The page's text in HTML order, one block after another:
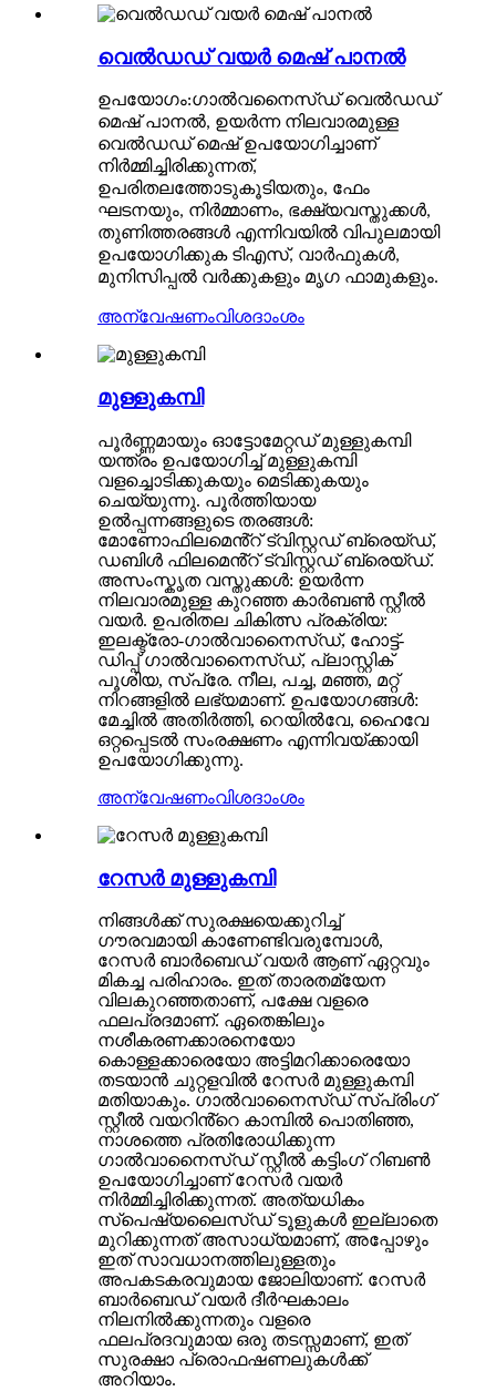
വെൽഡഡ് വയർ മെഷ് പാനൽ
ഉപയോഗം:ഗാൽവനൈസ്ഡ് വെൽഡഡ്
മെഷ് പാനൽ, ഉയർന്ന നിലവാരമുള്ള
വെൽഡഡ് മെഷ് ഉപയോഗിച്ചാണ്
നിർമ്മിച്ചിരിക്കുന്നത്,
ഉപരിതലത്തോടുകൂടിയതും, ഫേം
ഘടനയും, നിർമ്മാണം, ഭക്ഷ്യവസ്തുക്കൾ,
തുണിത്തരങ്ങൾ എന്നിവയിൽ വിപുലമായി
ഉപയോഗിക്കുക ടിഎസ്, വാർഫുകൾ,
മുനിസിപ്പൽ വർക്കുകളും മൃഗ ഫാമുകളും.
അന്വേഷണംവിശദാംശം
മുള്ളുകമ്പി
പൂർണ്ണമായും ഓട്ടോമേറ്റഡ് മുള്ളുകമ്പി
യന്ത്രം ഉപയോഗിച്ച് മുള്ളുകമ്പി
വളച്ചൊടിക്കുകയും മെടിക്കുകയും
ചെയ്യുന്നു. പൂർത്തിയായ
ഉൽപ്പന്നങ്ങളുടെ തരങ്ങൾ:
മോണോഫിലമെൻ്റ് ട്വിസ്റ്റഡ് ബ്രെയ്ഡ്,
ഡബിൾ ഫിലമെൻ്റ് ട്വിസ്റ്റഡ് ബ്രെയ്ഡ്.
അസംസ്കൃത വസ്തുക്കൾ: ഉയർന്ന
നിലവാരമുള്ള കുറഞ്ഞ കാർബൺ സ്റ്റീൽ
വയർ. ഉപരിതല ചികിത്സ പ്രക്രിയ:
ഇലക്ട്രോ-ഗാൽവാനൈസ്ഡ്, ഹോട്ട്-
ഡിപ്പ് ഗാൽവാനൈസ്ഡ്, പ്ലാസ്റ്റിക്
പൂശിയ, സ്പ്രേ. നീല, പച്ച, മഞ്ഞ, മറ്റ്
നിറങ്ങളിൽ ലഭ്യമാണ്. ഉപയോഗങ്ങൾ:
മേച്ചിൽ അതിർത്തി, റെയിൽവേ, ഹൈവേ
ഒറ്റപ്പെടൽ സംരക്ഷണം എന്നിവയ്ക്കായി
ഉപയോഗിക്കുന്നു.
അന്വേഷണംവിശദാംശം
റേസർ മുള്ളുകമ്പി
നിങ്ങൾക്ക് സുരക്ഷയെക്കുറിച്ച്
ഗൗരവമായി കാണേണ്ടിവരുമ്പോൾ,
റേസർ ബാർബെഡ് വയർ ആണ് ഏറ്റവും
മികച്ച പരിഹാരം. ഇത് താരതമ്യേന
വിലകുറഞ്ഞതാണ്, പക്ഷേ വളരെ
ഫലപ്രദമാണ്. ഏതെങ്കിലും
നശീകരണക്കാരനെയോ
കൊള്ളക്കാരെയോ അട്ടിമറിക്കാരെയോ
തടയാൻ ചുറ്റളവിൽ റേസർ മുള്ളുകമ്പി
മതിയാകും. ഗാൽവാനൈസ്ഡ് സ്പ്രിംഗ്
സ്റ്റീൽ വയറിൻ്റെ കാമ്പിൽ പൊതിഞ്ഞ,
നാശത്തെ പ്രതിരോധിക്കുന്ന
ഗാൽവാനൈസ്ഡ് സ്റ്റീൽ കട്ടിംഗ് റിബൺ
ഉപയോഗിച്ചാണ് റേസർ വയർ
നിർമ്മിച്ചിരിക്കുന്നത്. അത്യധികം
സ്പെഷ്യലൈസ്ഡ് ടൂളുകൾ ഇല്ലാതെ
മുറിക്കുന്നത് അസാധ്യമാണ്, അപ്പോഴും
ഇത് സാവധാനത്തിലുള്ളതും
അപകടകരവുമായ ജോലിയാണ്. റേസർ
ബാർബെഡ് വയർ ദീർഘകാലം
നിലനിൽക്കുന്നതും വളരെ
ഫലപ്രദവുമായ ഒരു തടസ്സമാണ്, ഇത്
സുരക്ഷാ പ്രൊഫഷണലുകൾക്ക്
അറിയാം.